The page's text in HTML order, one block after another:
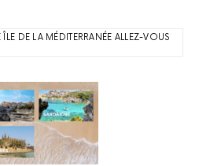
DE LA MÉDITERRANÉE ALLEZ-VOUS